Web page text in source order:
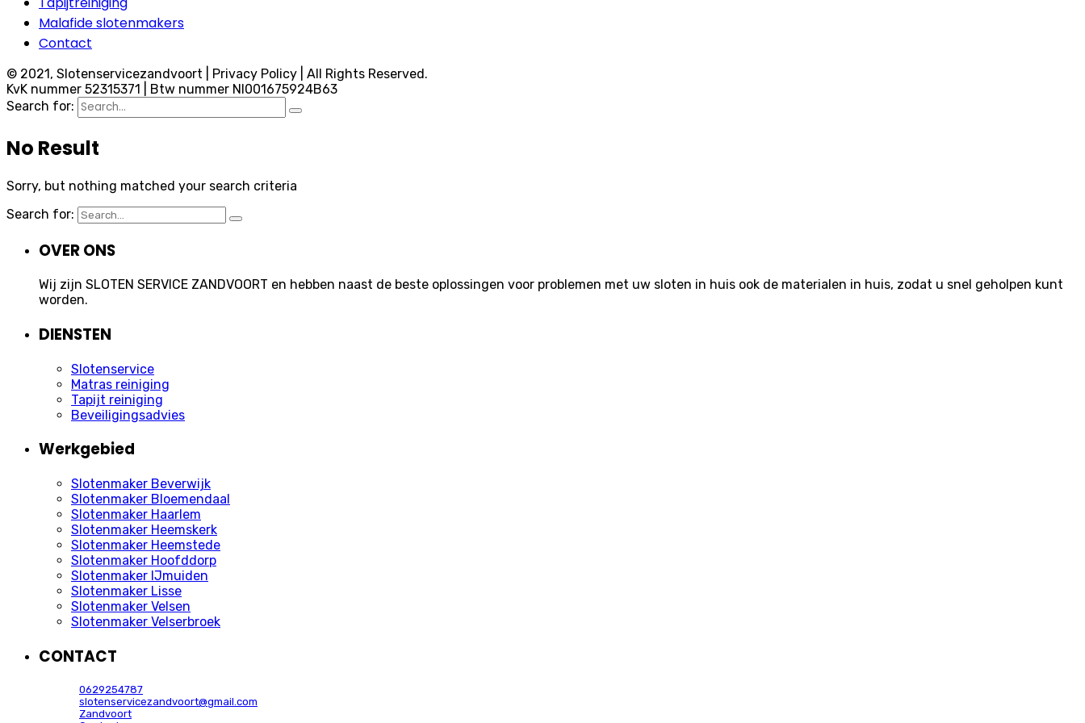
Malafide slotenmakers
Contact
© 2021, Slotenservicezandvoort | Privacy Policy | All Rights Reserved.
KvK nummer 52315371 | Btw nummer Nl001675924B63
Search for:
No Result
Sorry, but nothing matched your search criteria
Search for:
OVER ONS
Wij zijn SLOTEN SERVICE ZANDVOORT en hebben naast de beste oplossingen voor problemen met uw sloten in huis ook de materialen in huis, zodat u snel geholpen kunt
worden.
DIENSTEN
Slotenservice
Matras reiniging
Tapijt reiniging
Beveiligingsadvies
Werkgebied
Slotenmaker Beverwijk
Slotenmaker Bloemendaal
Slotenmaker Haarlem
Slotenmaker Heemskerk
Slotenmaker Heemstede
Slotenmaker Hoofddorp
Slotenmaker IJmuiden
Slotenmaker Lisse
Slotenmaker Velsen
Slotenmaker Velserbroek
CONTACT
0629254787
slotenservicezandvoort@gmail.com
Zandvoort